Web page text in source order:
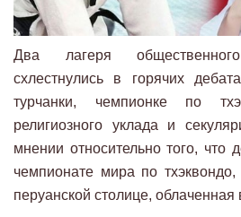
Два лагеря
схлестнулись в горячих
турчанки, чемпионке по
религиозного уклада и
мнении относительно того, что
чемпионате мира по
перуанской столице, облаченная